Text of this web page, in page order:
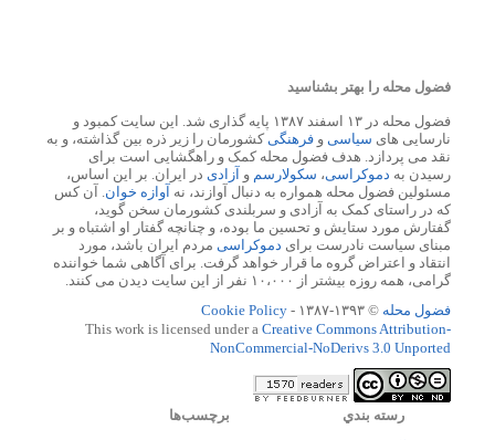
فضول محله را بهتر بشناسید
فضول محله در ۱۳ اسفند ۱۳۸۷ پایه گذاری شد. این سایت کمبود و
نارسایی های سیاسی و فرهنگیکشورمان را زیر ذره بین گذاشته، و به
نقد می پردازد. هدف فضول محله کمک و راهگشایی است برای
رسیدن به دموکراسی، سکولارسم و آزادی در ایران. بر این اساس،
مسئولین فضول محله همواره به دنبال آوازند، نه آوازه خوان. آن کس
که در راستای کمک به آزادی و سربلندی کشورمان سخن گوید،
گفتارش مورد ستایش و تحسین ما بوده، و چنانچه گفتار او اشتباه و بر
مبنای سیاست نادرست برای دموکراسی مردم ایران باشد، مورد
انتقاد و اعتراض گروه ما قرار خواهد گرفت. برای آگاهی شما خواننده
گرامی، همه روزه بیشتر از ۱۰،۰۰۰ نفر از این سایت دیدن می کنند.
فضول محله © ۱۳۹۳-۱۳۸۷ -
Cookie Policy
This work is licensed under a Creative Commons Attribution-
NonCommercial-NoDerivs 3.0 Unported
رسته بندي برچسب‌ها